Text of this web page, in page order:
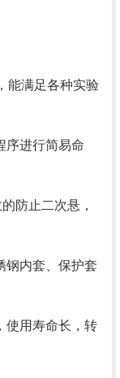
能满足各种实验
序进行简易命
防止二次悬，
钢内套、保护套
使用寿命长，转